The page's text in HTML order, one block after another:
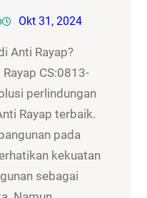
Okt 31, 2024
Anti Rayap?
CS:0813-
perlindungan
Rayap terbaik.
pada
kekuatan
sebagai